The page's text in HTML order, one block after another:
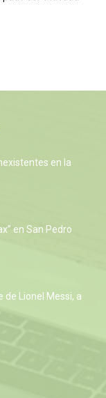
en la
en San Pedro
de Lionel Messi, a